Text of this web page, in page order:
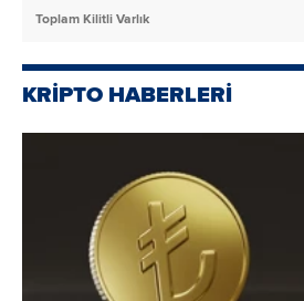
Toplam Kilitli Varlık
KRİPTO HABERLERİ